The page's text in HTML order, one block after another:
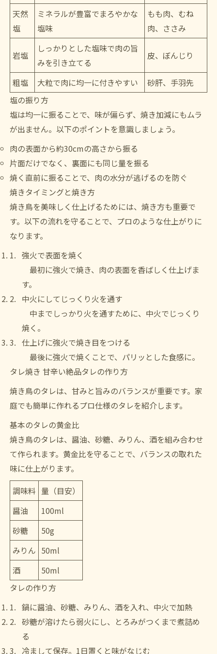
天然
塩
ミネラルが豊富でまろやかな
塩味
もも肉、むね
肉、ささみ
岩塩
しっかりとした塩味で肉の旨
みを引き立てる
皮、ぼんじり
粗塩 大粒で肉に均一に付きやすい
砂肝、手羽先
塩の振り方
塩は均一に振ることで、味が偏らず、焼き加減にもムラ
が出ません。以下のポイントを意識しましょう。
肉の表面から約30cmの高さから振る
片面だけでなく、裏面にも同じ量を振る
焼く直前に振ることで、肉の水分が逃げるのを防ぐ
焼きタイミングと焼き方
焼き鳥を美味しく仕上げるためには、焼き方も重要で
す。以下の流れを守ることで、プロのような仕上がりに
なります。
強火で表面を焼く
最初に強火で焼き、肉の表面を香ばしく仕上げま
す。
中火にしてじっくり火を通す
中までしっかり火を通すために、中火でじっくり
焼く。
仕上げに強火で焼き目をつける
最後に強火で焼くことで、パリッとした食感に。
タレ焼き 甘辛い絶品タレの作り方
焼き鳥のタレは、甘みと旨みのバランスが重要です。家
庭でも簡単に作れるプロ仕様のタレを紹介します。
基本のタレの黄金比
焼き鳥のタレは、醤油、砂糖、みりん、酒を組み合わせ
て作られます。黄金比を守ることで、バランスの取れた
味に仕上がります。
調味料 量（目安）
醤油
100ml
砂糖
50g
みりん 50ml
酒
50ml
タレの作り方
鍋に醤油、砂糖、みりん、酒を入れ、中火で加熱
砂糖が溶けたら弱火にし、とろみがつくまで煮詰め
る
冷まして保存。1日置くと味がなじむ